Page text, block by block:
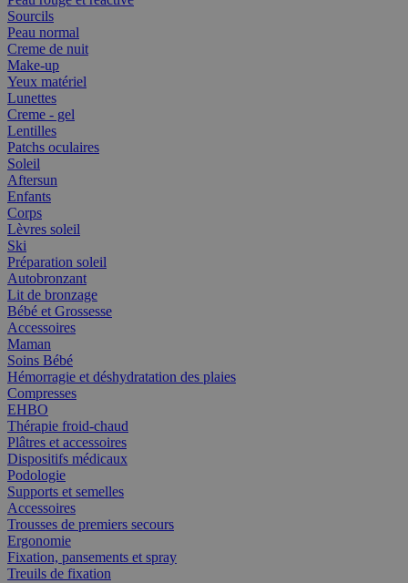
Sourcils
Peau normal
Creme de nuit
Make-up
Yeux matériel
Lunettes
Creme - gel
Lentilles
Patchs oculaires
Soleil
Aftersun
Enfants
Corps
Lèvres soleil
Ski
Préparation soleil
Autobronzant
Lit de bronzage
Bébé et Grossesse
Accessoires
Maman
Soins Bébé
Hémorragie et déshydratation des plaies
Compresses
EHBO
Thérapie froid-chaud
Plâtres et accessoires
Dispositifs médicaux
Podologie
Supports et semelles
Accessoires
Trousses de premiers secours
Ergonomie
Fixation, pansements et spray
Treuils de fixation